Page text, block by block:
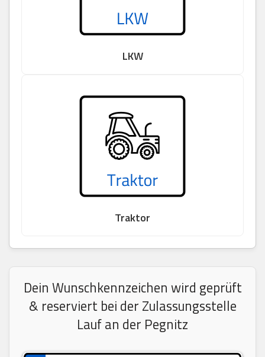
LKW
Traktor
Dein Wunschkennzeichen wird geprüft
& reserviert bei der Zulassungsstelle
Lauf an der Pegnitz